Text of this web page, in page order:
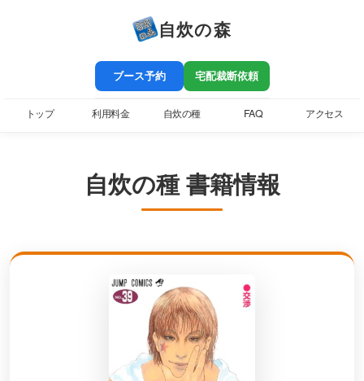
自炊の森
ブース予約 宅配裁断依頼
トップ 利用料金 自炊の種 FAQ アクセス
自炊の種 書籍情報